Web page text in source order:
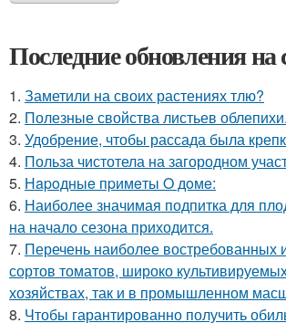
Последние обновления на
1. Заметили на своих растениях тлю?
2. Полезные свойства листьев облепихи.
3. Удобрение, чтобы рассада была
4. Польза чистотела на загородном
5. Нapoдныe пpимeты O дoмe:
6. Наиболее значимая подпитка для
на начало сезона приходится.
7. Перечень наиболее востребованных
сортов томатов, широко
хозяйствах, так и в промышленном
8. Чтобы гарантированно получить